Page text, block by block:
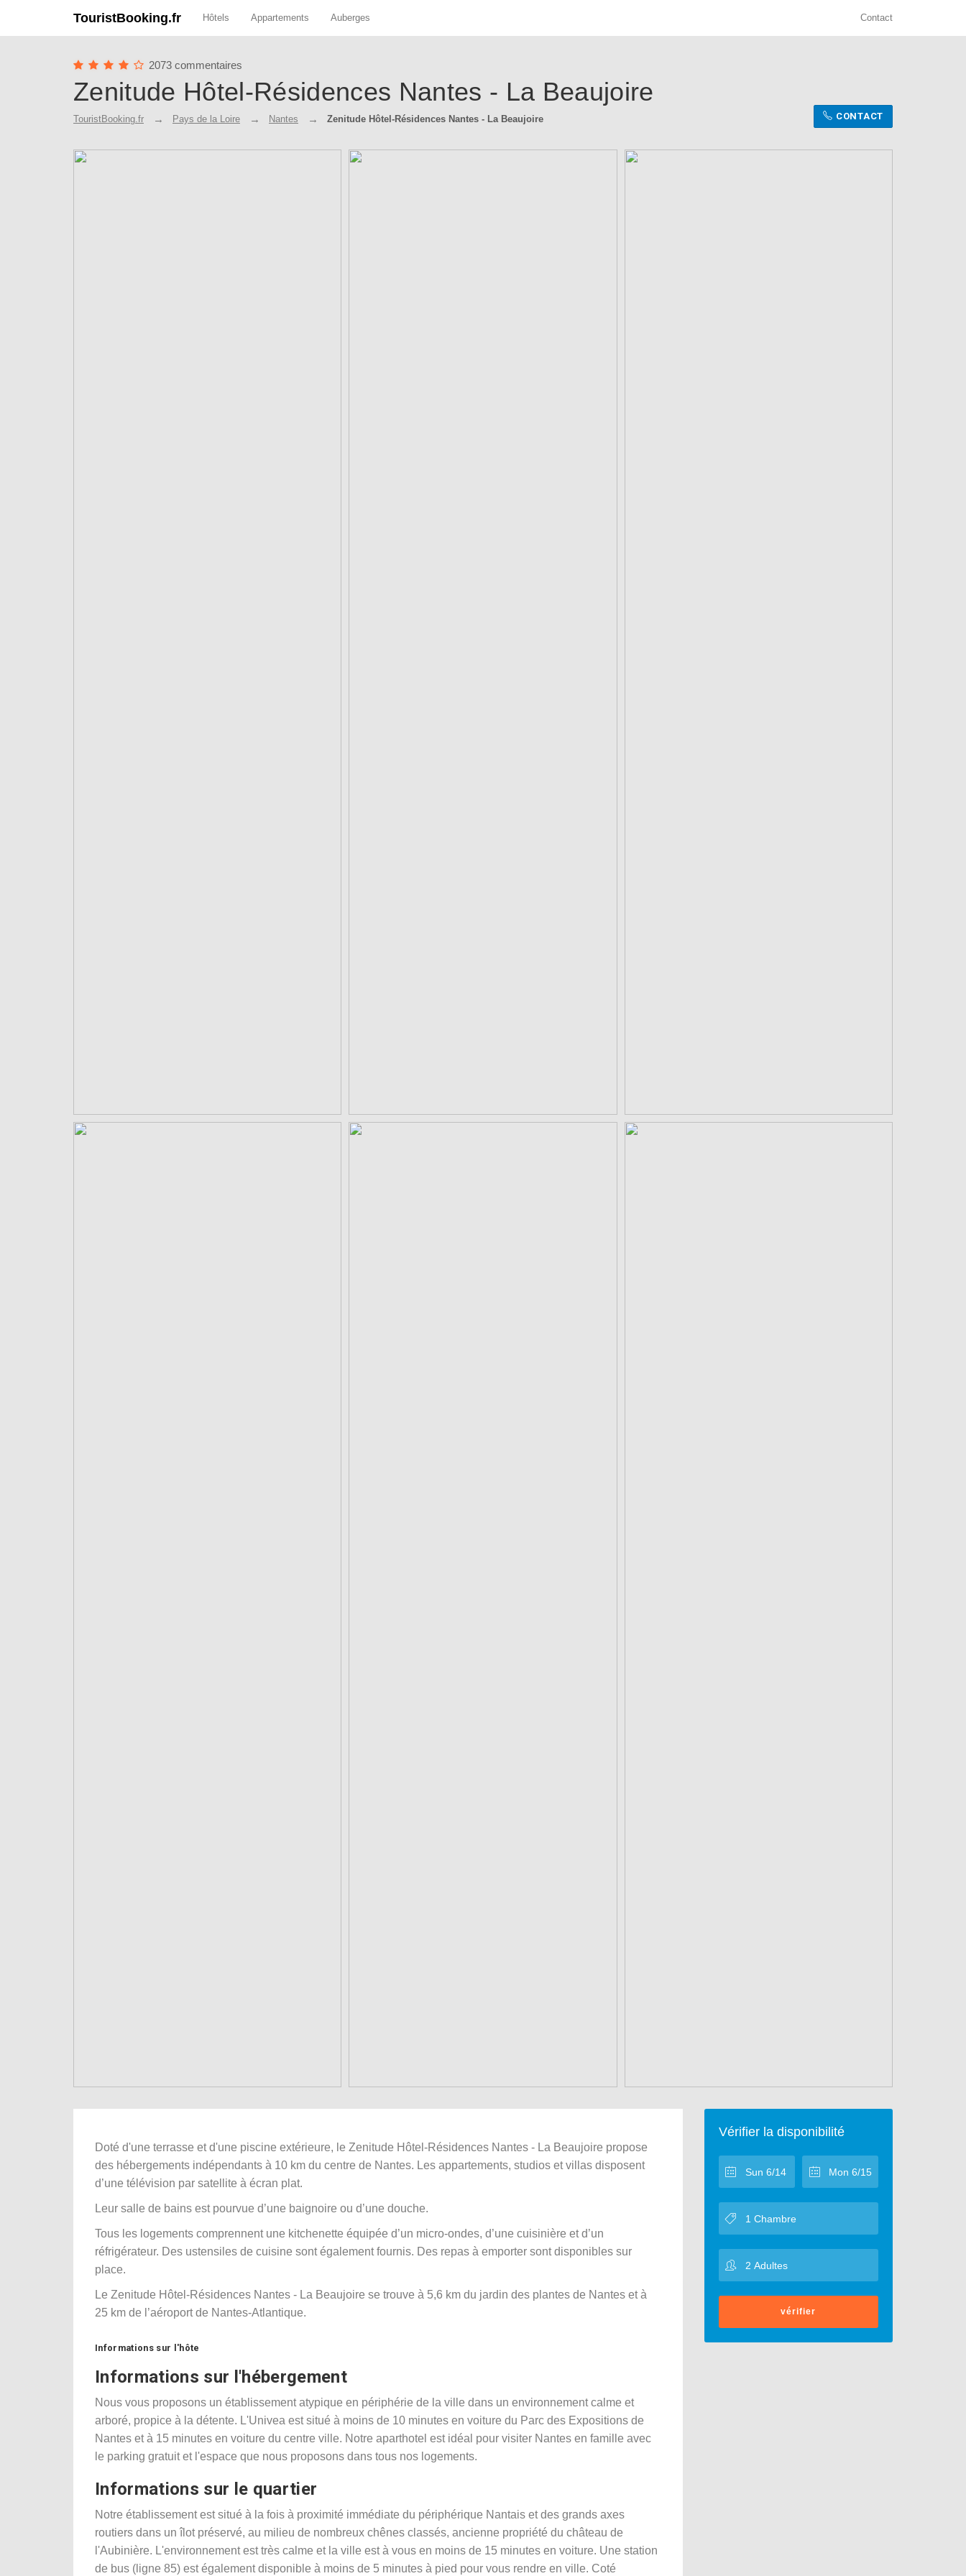
TouristBooking.fr Hôtels Appartements Auberges Contact
2073 commentaires
Zenitude Hôtel-Résidences Nantes - La Beaujoire
TouristBooking.fr Pays de la Loire Nantes Zenitude Hôtel-Résidences Nantes - La Beaujoire CONTACT
Vérifier la disponibilité
vérifier
Doté d'une terrasse et d'une piscine extérieure, le Zenitude Hôtel-Résidences Nantes - La Beaujoire propose
des hébergements indépendants à 10 km du centre de Nantes. Les appartements, studios et villas disposent
d’une télévision par satellite à écran plat.
Leur salle de bains est pourvue d’une baignoire ou d’une douche.
Tous les logements comprennent une kitchenette équipée d’un micro-ondes, d’une cuisinière et d’un
réfrigérateur. Des ustensiles de cuisine sont également fournis. Des repas à emporter sont disponibles sur
place.
Le Zenitude Hôtel-Résidences Nantes - La Beaujoire se trouve à 5,6 km du jardin des plantes de Nantes et à
25 km de l’aéroport de Nantes-Atlantique.
Informations sur l'hôte
Informations sur l'hébergement
Nous vous proposons un établissement atypique en périphérie de la ville dans un environnement calme et
arboré, propice à la détente. L'Univea est situé à moins de 10 minutes en voiture du Parc des Expositions de
Nantes et à 15 minutes en voiture du centre ville. Notre aparthotel est idéal pour visiter Nantes en famille avec
le parking gratuit et l'espace que nous proposons dans tous nos logements.
Informations sur le quartier
Notre établissement est situé à la fois à proximité immédiate du périphérique Nantais et des grands axes
routiers dans un îlot préservé, au milieu de nombreux chênes classés, ancienne propriété du château de
l'Aubinière. L'environnement est très calme et la ville est à vous en moins de 15 minutes en voiture. Une station
de bus (ligne 85) est également disponible à moins de 5 minutes à pied pour vous rendre en ville. Coté